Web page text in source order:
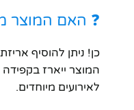
❓ האם המוצר
כן! ניתן להוסיף
המוצר ייארז
לאירועים מיוחדים.